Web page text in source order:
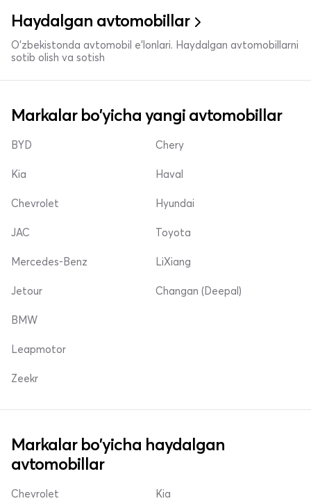
Haydalgan avtomobillar
O'zbekistonda avtomobil e’lonlari. Haydalgan avtomobillarni
sotib olish va sotish
Markalar bo'yicha yangi avtomobillar
BYD
Kia
Chevrolet
Chery
Haval
Hyundai
JAC
Mercedes-Benz
Jetour
Toyota
LiXiang
Changan (Deepal)
BMW
Leapmotor
Zeekr
Markalar bo'yicha haydalgan
avtomobillar
Chevrolet Kia